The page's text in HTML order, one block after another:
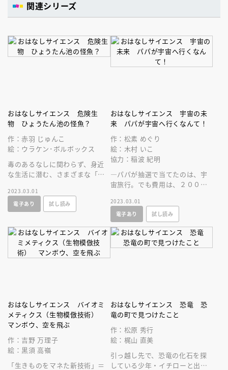
関連シリーズ
おはなしサイエンス 危険生
物 ひょうたん池の怪魚？
作：赤羽 じゅんこ
絵：ウラケン･ボルボックス
毒のあるなしに関わらず、身近
な生活に潜む、さまざまな「危
うしてその生き物は危険なの？
2023.03.01
電子あり
試し読み
おはなしサイエンス 宇宙の未
来 パパが宇宙へ行くなんて！
作：松素 めぐり
絵：木村 いこ
協力：稲波 紀明
―パパが抽選で当てたのは、宇
宙旅行。でも費用は、２０００
いることがよくわかる、宇宙好
き必読の一冊
2023.03.01
電子あり
試し読み
おはなしサイエンス バイオミ
メティクス（生物模倣技術）
マンボウ、空を飛ぶ
作：吉野 万理子
絵：黒須 高嶺
「生きものをマネた新技術」＝
おはなしサイエンス 恐竜 恐
竜の町で見つけたこと
作：松原 秀行
絵：梶山 直美
引っ越し先で、恐竜の化石を探
している少年・イチローと出会